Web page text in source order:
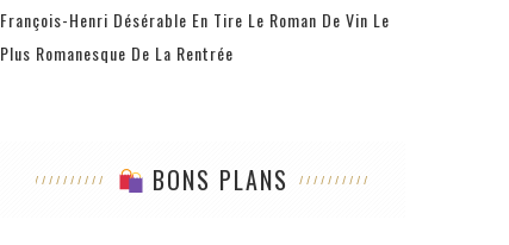
François-Henri Désérable En Tire Le Roman De Vin Le
Plus Romanesque De La Rentrée
BONS PLANS